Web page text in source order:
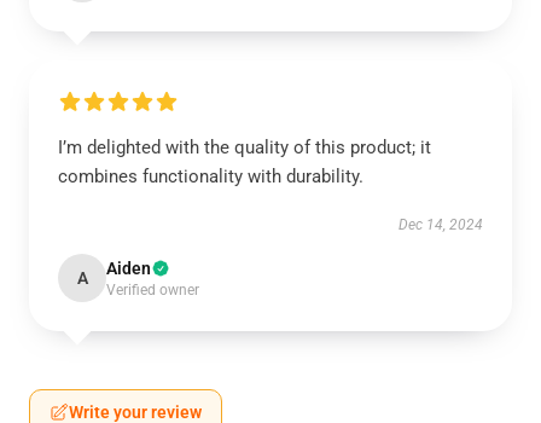
I’m delighted with the quality of this product; it
combines functionality with durability.
Dec 14, 2024
A Aiden
Verified owner
Write your review